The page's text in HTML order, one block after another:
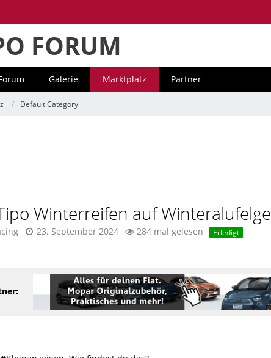
FORUM
Galerie Marktplatz Partner
Default Category
Winterreifen auf Winteralufelge
23. September 2024 284 mal gelesen Erledigt